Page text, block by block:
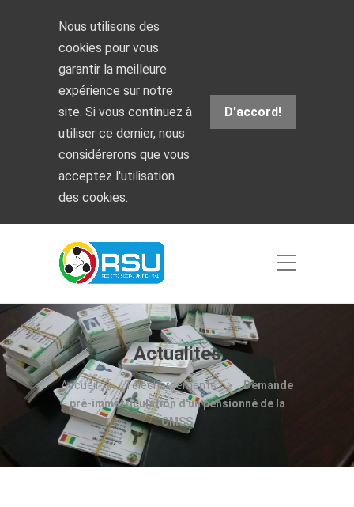
Nous utilisons des
cookies pour vous
garantir la meilleure
expérience sur notre
site. Si vous continuez à
utiliser ce dernier, nous
considérerons que vous
acceptez l'utilisation
des cookies.
D'accord!
Actualites
Accueil Téléchargements
Demande
pré-immatriculation d'un pensionné de la
CMSS